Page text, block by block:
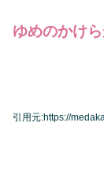
ゆめのかけ
引用元:https://